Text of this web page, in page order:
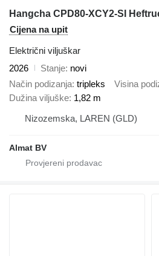
Hangcha CPD80-XCY2-SI
Cijena na upit
Električni viljuškar
2026
Stanje novi
Način podizanja tripleks Visina
Dužina viljuške 1,82 m
Nizozemska, LAREN (GLD)
Almat BV